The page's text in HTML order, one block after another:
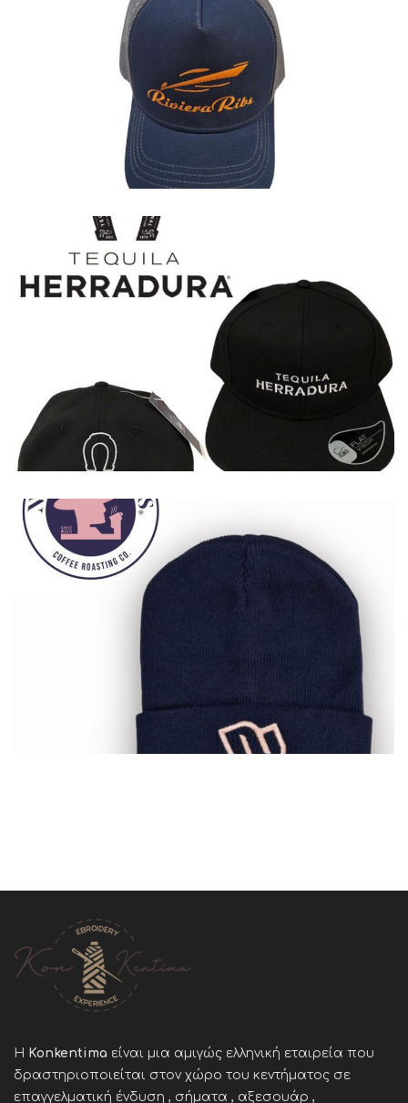
Καπέλα
Καπέλα
Η Konkentima είναι μια αμιγώς ελληνική εταιρεία που
δραστηριοποιείται στον χώρο του κεντήματος σε
επαγγελματική ένδυση , σήματα , αξεσουάρ ,